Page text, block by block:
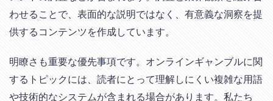
わせることで、表面的な説明ではなく、有意義な洞察を提
供するコンテンツを作成しています。
明瞭さも重要な優先事項です。オンラインギャンブルに関
するトピックには、読者にとって理解しにくい複雑な用語
や技術的なシステムが含まれる場合があります。私たち